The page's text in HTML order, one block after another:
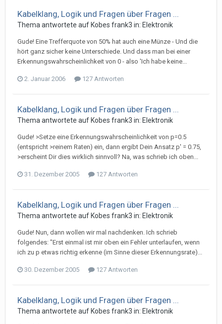
Kabelklang, Logik und Fragen über Fragen ...
Thema antwortete auf Kobes frank3 in: Elektronik
Gude! Eine Trefferquote von 50% hat auch eine Münze - Und die
hört ganz sicher keine Unterschiede. Und dass man bei einer
Erkennungswahrscheinlichkeit von 0 - also 'Ich habe keine...
2. Januar 2006 127 Antworten
Kabelklang, Logik und Fragen über Fragen ...
Thema antwortete auf Kobes frank3 in: Elektronik
Gude! >Setze eine Erkennungswahrscheinlichkeit von p=0.5
(entspricht >reinem Raten) ein, dann ergibt Dein Ansatz p' = 0.75,
>erscheint Dir dies wirklich sinnvoll? Na, was schrieb ich oben...
31. Dezember 2005 127 Antworten
Kabelklang, Logik und Fragen über Fragen ...
Thema antwortete auf Kobes frank3 in: Elektronik
Gude! Nun, dann wollen wir mal nachdenken. Ich schrieb
folgendes: "Erst einmal ist mir oben ein Fehler unterlaufen, wenn
ich zu p etwas richtig erkenne (im Sinne dieser Erkennungsrate)...
30. Dezember 2005 127 Antworten
Kabelklang, Logik und Fragen über Fragen ...
Thema antwortete auf Kobes frank3 in: Elektronik